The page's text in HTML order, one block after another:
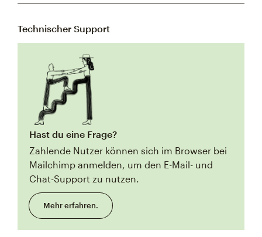
Technischer Support
Hast du eine Frage?
Zahlende Nutzer können sich im Browser bei
Mailchimp anmelden, um den E-Mail- und
Chat-Support zu nutzen.
Mehr erfahren.